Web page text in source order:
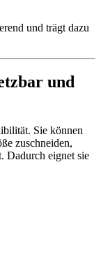
und trägt dazu
und
Sie können
zuschneiden,
Dadurch eignet sie